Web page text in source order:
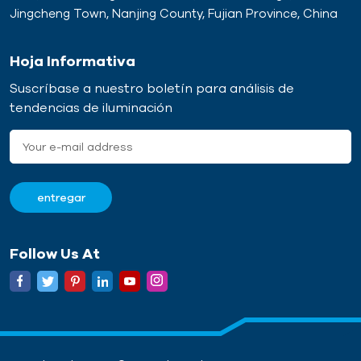
componentes y mejorar la
la estructura general.El
está disponible en acero
al carbono galvanizado de
una barra de refuerzo
ondulada. Están
Rd12 a Rd52 con
capacidades de carga de
casquillos y las colas de
inoxidable están
rápida y fiable.
Jingcheng Town, Nanjing County, Fujian Province, China
Hoja Informativa
Suscríbase a nuestro boletín para análisis de
tendencias de iluminación
Follow Us At